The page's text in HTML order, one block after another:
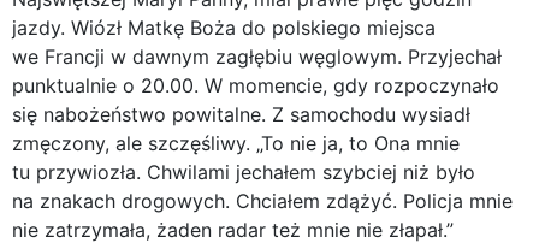
jazdy. Wiózł Matkę Boża do polskiego miejsca
we Francji w dawnym zagłębiu węglowym. Przyjechał
punktualnie o 20.00. W momencie, gdy rozpoczynało
się nabożeństwo powitalne. Z samochodu wysiadł
zmęczony, ale szczęśliwy. „To nie ja, to Ona mnie
tu przywiozła. Chwilami jechałem szybciej niż było
na znakach drogowych. Chciałem zdążyć. Policja mnie
nie zatrzymała, żaden radar też mnie nie złapał.”